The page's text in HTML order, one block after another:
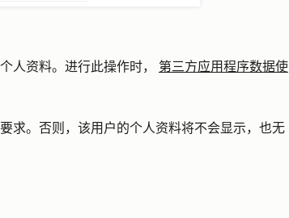
人资料。进行此操作时， 第三方应用程序数据使
求。否则，该用户的个人资料将不会显示，也无